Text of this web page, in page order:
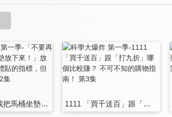
「不要再逼我把馬桶坐墊放下來！」放下馬桶坐墊是體貼的指標，但它科學嗎？ 第2集 1111 「買千送百」跟「打九折」哪個比較賺？ 不可不知的購物指南！ 第3集